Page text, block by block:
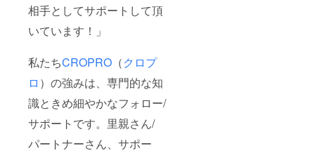
相手としてサポートして頂
いています！」
私たちCROPRO （クロプ
ロ ）の強みは、専門的な知
識ときめ細やかなフォロー/
サポートです。里親さん/
パートナーさん、サポー